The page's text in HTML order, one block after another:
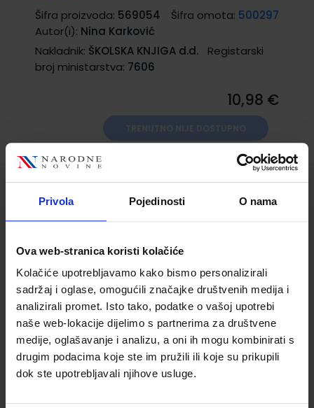
Privola Pojedinosti O nama
Ova web-stranica koristi kolačiće
Kolačiće upotrebljavamo kako bismo personalizirali
sadržaj i oglase, omogućili značajke društvenih medija i
analizirali promet. Isto tako, podatke o vašoj upotrebi
naše web-lokacije dijelimo s partnerima za društvene
medije, oglašavanje i analizu, a oni ih mogu kombinirati s
drugim podacima koje ste im pružili ili koje su prikupili
dok ste upotrebljavali njihove usluge.
Šifra proizvoda: 569054 Šifra omota: 500297
Autor(i): Nina Karković
Nakladnik: ŠKOLSKA KNJIGA d.d.
Registarski
broj ministarstva: 7606
10,98 €
PAROLANDIA 1; radni udžbenik
Šifra proizvoda:569056 Šifra omota:
Autor(i):Dubravka Novak Silvia Venchiarutti
Kristina Huljev
Nakladnik:ŠKOLSKA KNJIGA d.d.
Registarski
broj ministarstva:7671
10,98 €